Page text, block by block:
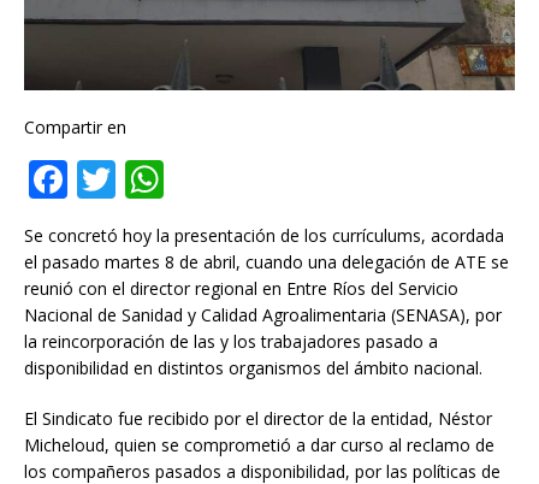
Compartir en
F
c
e
b
o
o
k
T
w
it
te
r
at
s
A
p
p
Se concretó hoy la presentación de los currículums, acordada
el pasado martes 8 de abril, cuando una delegación de ATE se
reunió con el director regional en Entre Ríos del Servicio
Nacional de Sanidad y Calidad Agroalimentaria (SENASA), por
la reincorporación de las y los trabajadores pasado a
disponibilidad en distintos organismos del ámbito nacional.
El Sindicato fue recibido por el director de la entidad, Néstor
Micheloud, quien se comprometió a dar curso al reclamo de
los compañeros pasados a disponibilidad, por las políticas de